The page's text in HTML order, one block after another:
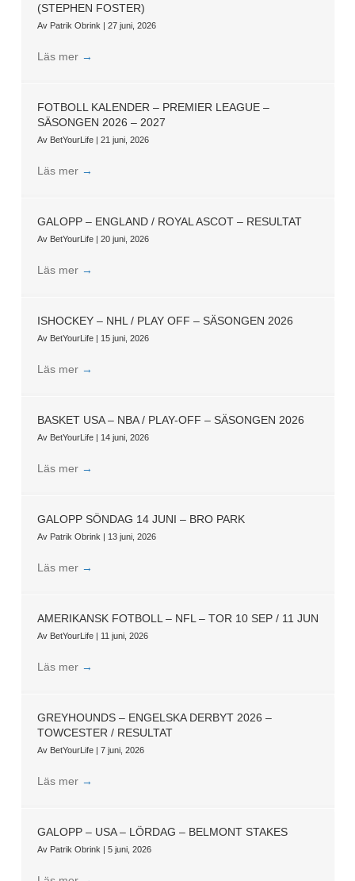
(STEPHEN FOSTER)
Av Patrik Obrink | 27 juni, 2026
Läs mer →
FOTBOLL KALENDER – PREMIER LEAGUE –
SÄSONGEN 2026 – 2027
Av BetYourLife | 21 juni, 2026
Läs mer →
GALOPP – ENGLAND / ROYAL ASCOT – RESULTAT
Av BetYourLife | 20 juni, 2026
Läs mer →
ISHOCKEY – NHL / PLAY OFF – SÄSONGEN 2026
Av BetYourLife | 15 juni, 2026
Läs mer →
BASKET USA – NBA / PLAY-OFF – SÄSONGEN 2026
Av BetYourLife | 14 juni, 2026
Läs mer →
GALOPP SÖNDAG 14 JUNI – BRO PARK
Av Patrik Obrink | 13 juni, 2026
Läs mer →
AMERIKANSK FOTBOLL – NFL – TOR 10 SEP / 11 JUN
Av BetYourLife | 11 juni, 2026
Läs mer →
GREYHOUNDS – ENGELSKA DERBYT 2026 –
TOWCESTER / RESULTAT
Av BetYourLife | 7 juni, 2026
Läs mer →
GALOPP – USA – LÖRDAG – BELMONT STAKES
Av Patrik Obrink | 5 juni, 2026